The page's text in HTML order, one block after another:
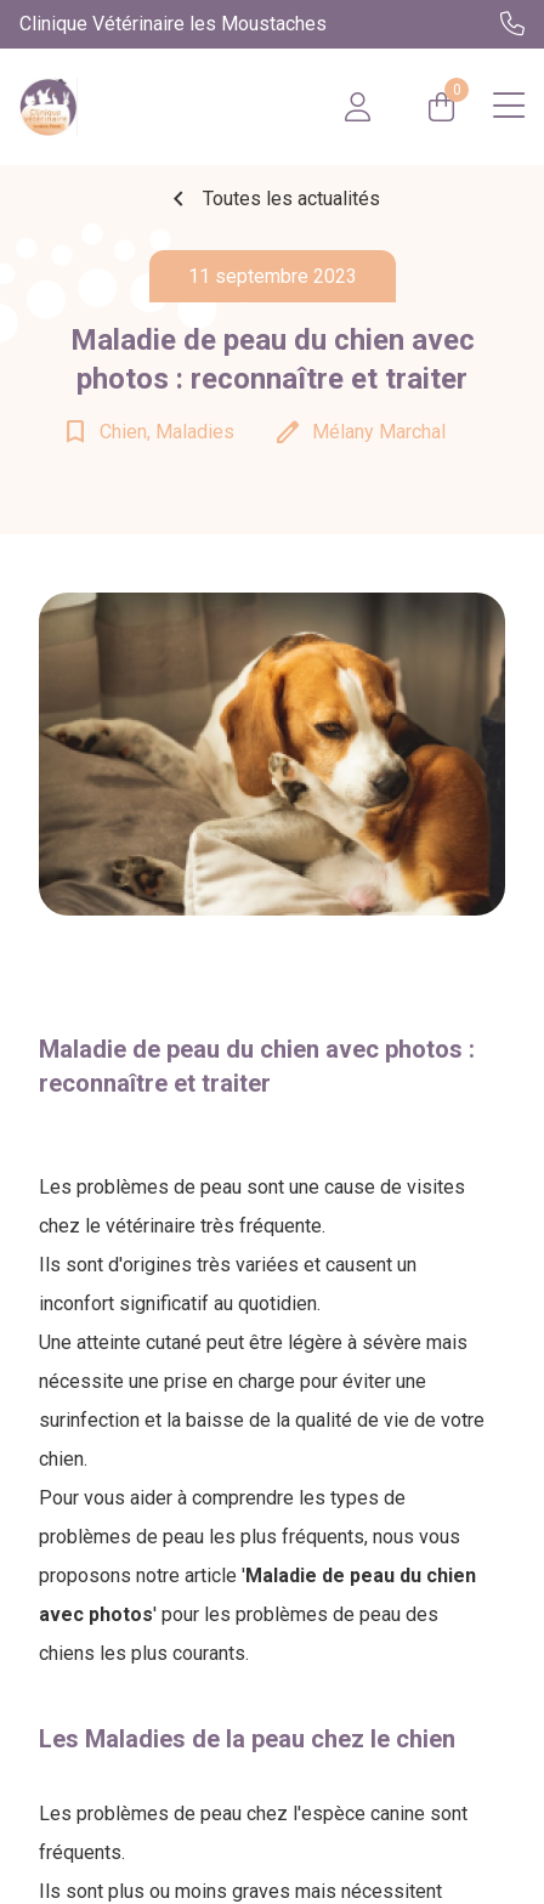
Clinique Vétérinaire les Moustaches
0
chevron_left Toutes les actualités
11 septembre 2023
Maladie de peau du chien avec
photos : reconnaître et traiter
bookmark_border
Chien, Maladies edit Mélany Marchal
Maladie de peau du chien avec photos :
reconnaître et traiter
Les problèmes de peau sont une cause de visites
chez le vétérinaire très fréquente.
Ils sont d'origines très variées et causent un
inconfort significatif au quotidien.
Une atteinte cutané peut être légère à sévère mais
nécessite une prise en charge pour éviter une
surinfection et la baisse de la qualité de vie de votre
chien.
Pour vous aider à comprendre les types de
problèmes de peau les plus fréquents, nous vous
proposons notre article 'Maladie de peau du chien
avec photos' pour les problèmes de peau des
chiens les plus courants.
Les Maladies de la peau chez le chien
Les problèmes de peau chez l'espèce canine sont
fréquents.
Ils sont plus ou moins graves mais nécessitent